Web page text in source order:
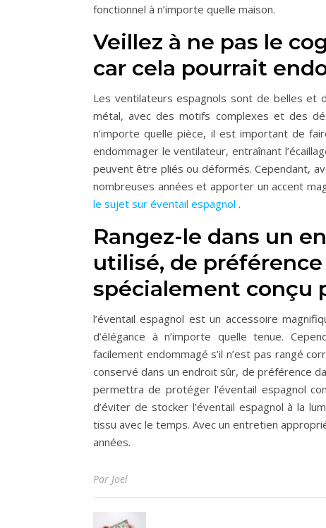
fonctionnel à n’importe quelle maison.
Veillez à ne pas le
car cela pourrait
Les ventilateurs espagnols sont de belles et
métal, avec des motifs complexes et des
n’importe quelle pièce, il est important de
endommager le ventilateur, entraînant
peuvent être pliés ou déformés. Cependant,
nombreuses années et apporter un accent
le sujet sur éventail espagnol .
Rangez-le dans un
utilisé, de
spécialement conçu
l’éventail espagnol est un accessoire
d’élégance à n’importe quelle tenue.
facilement endommagé s’il n’est pas rangé
conservé dans un endroit sûr, de préférence
permettra de protéger l’éventail espagnol
d’éviter de stocker l’éventail espagnol à la
tissu avec le temps. Avec un entretien
années.
Par Joel